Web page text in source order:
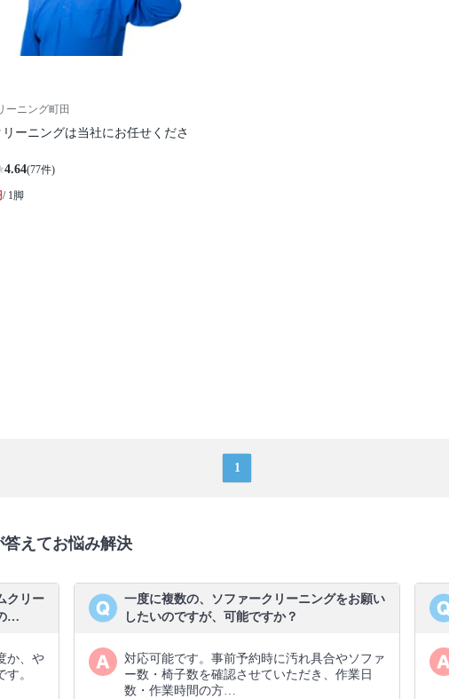
ーニング町田
ーニングは当社にお任せくださ
4.64(77件)
/ 1脚
1
えてお悩み解決
クリー
…
か、や
。
一度に複数の、ソファークリーニングをお願い
したいのですが、可能ですか？
対応可能です。事前予約時に汚れ具合やソファ
ー数・椅子数を確認させていただき、作業日
数・作業時間の方…